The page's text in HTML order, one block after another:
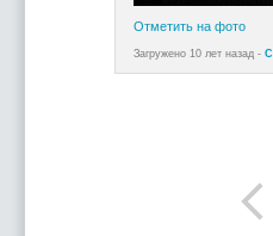
Отметить на фото
Загружено 10 лет назад -